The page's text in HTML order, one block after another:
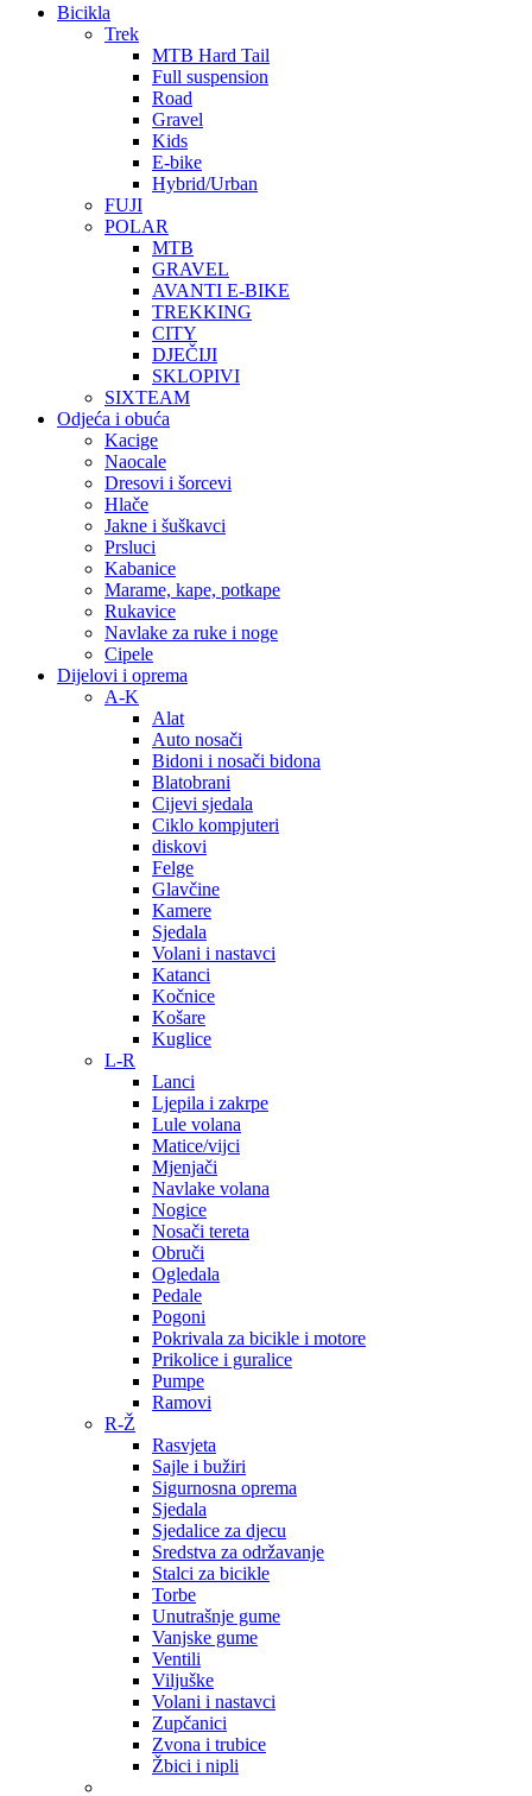
Bicikla
Trek
MTB Hard Tail
Full suspension
Road
Gravel
Kids
E-bike
Hybrid/Urban
FUJI
POLAR
MTB
GRAVEL
AVANTI E-BIKE
TREKKING
CITY
DJEČIJI
SKLOPIVI
SIXTEAM
Odjeća i obuća
Kacige
Naocale
Dresovi i šorcevi
Hlače
Jakne i šuškavci
Prsluci
Kabanice
Marame, kape, potkape
Rukavice
Navlake za ruke i noge
Cipele
Dijelovi i oprema
A-K
Alat
Auto nosači
Bidoni i nosači bidona
Blatobrani
Cijevi sjedala
Ciklo kompjuteri
diskovi
Felge
Glavčine
Kamere
Sjedala
Volani i nastavci
Katanci
Kočnice
Košare
Kuglice
L-R
Lanci
Ljepila i zakrpe
Lule volana
Matice/vijci
Mjenjači
Navlake volana
Nogice
Nosači tereta
Obruči
Ogledala
Pedale
Pogoni
Pokrivala za bicikle i motore
Prikolice i guralice
Pumpe
Ramovi
R-Ž
Rasvjeta
Sajle i bužiri
Sigurnosna oprema
Sjedala
Sjedalice za djecu
Sredstva za održavanje
Stalci za bicikle
Torbe
Unutrašnje gume
Vanjske gume
Ventili
Viljuške
Volani i nastavci
Zupčanici
Zvona i trubice
Žbici i nipli